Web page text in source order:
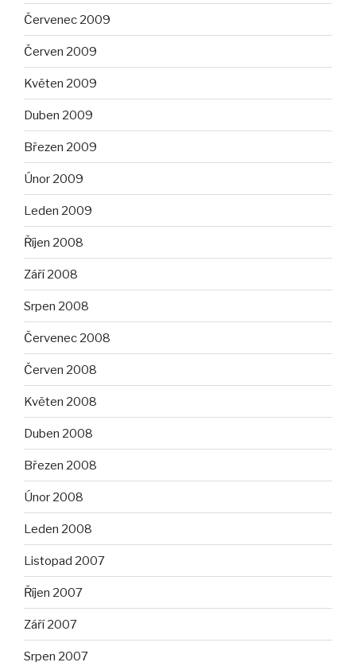
Červenec 2009
Červen 2009
Květen 2009
Duben 2009
Březen 2009
Únor 2009
Leden 2009
Říjen 2008
Září 2008
Srpen 2008
Červenec 2008
Červen 2008
Květen 2008
Duben 2008
Březen 2008
Únor 2008
Leden 2008
Listopad 2007
Říjen 2007
Září 2007
Srpen 2007